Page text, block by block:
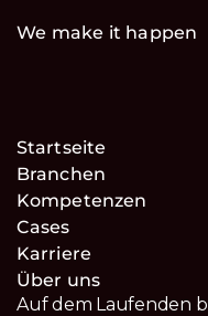
We make it happen
Startseite
Branchen
Kompetenzen
Cases
Karriere
Über uns
Auf dem Laufenden